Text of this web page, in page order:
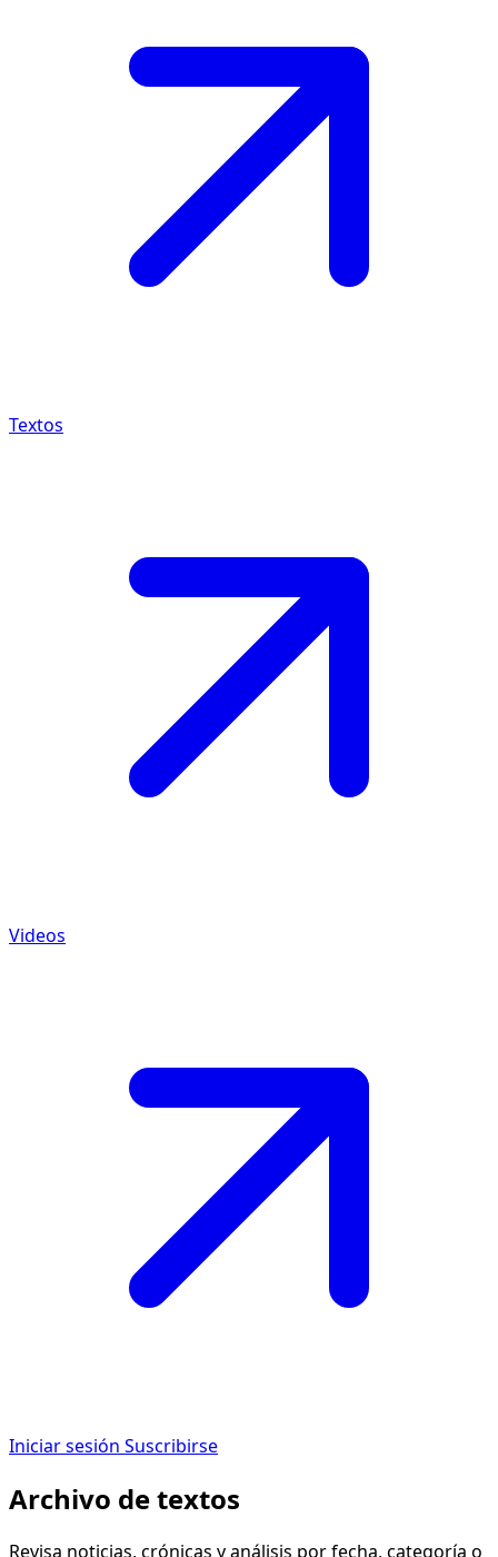
Textos
Videos
Iniciar sesión Suscribirse
Archivo de textos
Revisa noticias, crónicas y análisis por fecha, categoría o